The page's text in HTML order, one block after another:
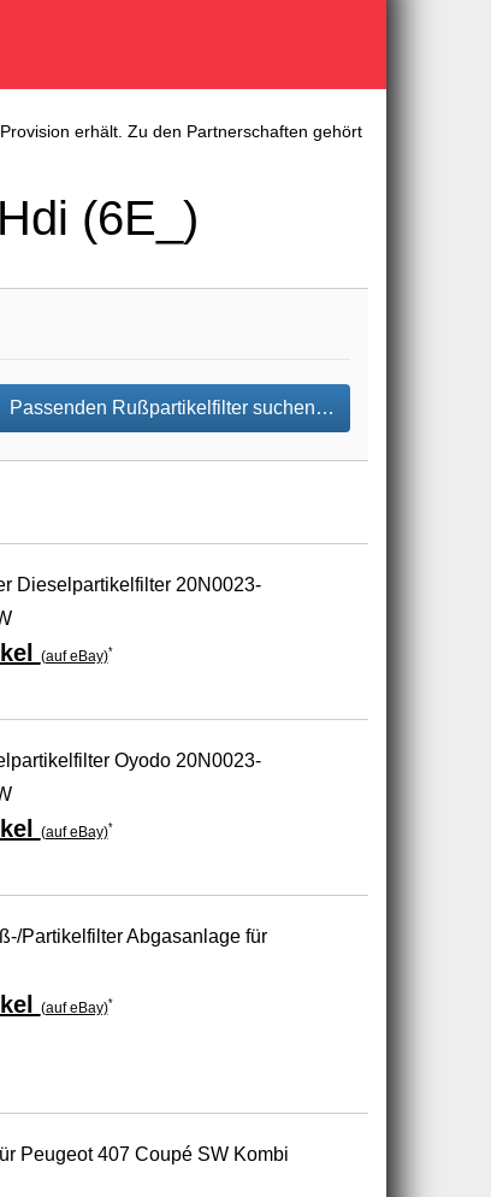
erhält. Zu den Partnerschaften gehört
(6E_)
Passenden Rußpartikelfilter suchen…
Dieselpartikelfilter 20N0023-
(auf eBay)*
Oyodo 20N0023-
(auf eBay)*
Partikelfilter Abgasanlage für
(auf eBay)*
Peugeot 407 Coupé SW Kombi